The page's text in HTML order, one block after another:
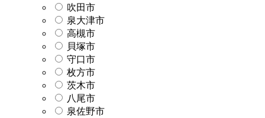
吹田市
泉大津市
高槻市
貝塚市
守口市
枚方市
茨木市
八尾市
泉佐野市